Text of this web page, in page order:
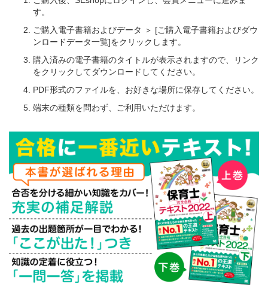
す。
ご購入電子書籍およびデータ ＞ [ご購入電子書籍およびダウ
ンロードデータ一覧]をクリックします。
購入済みの電子書籍のタイトルが表示されますので、リンク
をクリックしてダウンロードしてください。
PDF形式のファイルを、お好きな場所に保存してください。
端末の種類を問わず、ご利用いただけます。